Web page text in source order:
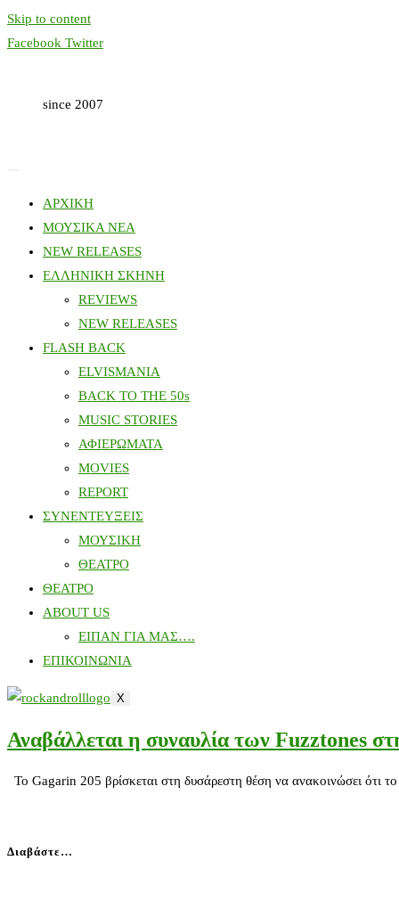
Skip to content
Facebook Twitter
since 2007
ΑΡΧΙΚΗ
ΜΟΥΣΙΚΑ ΝΕΑ
NEW RELEASES
ΕΛΛΗΝΙΚΗ ΣΚΗΝΗ
REVIEWS
NEW RELEASES
FLASH BACK
ELVISMANIA
BACK TO THE 50s
MUSIC STORIES
ΑΦΙΕΡΩΜΑΤΑ
MOVIES
REPORT
ΣΥΝΕΝΤΕΥΞΕΙΣ
ΜΟΥΣΙΚΗ
ΘΕΑΤΡΟ
ΘΕΑΤΡΟ
ABOUT US
ΕΙΠΑΝ ΓΙΑ ΜΑΣ….
ΕΠΙΚΟΙΝΩΝΙΑ
X
Αναβάλλεται η συναυλία των Fuzztones
Το Gagarin 205 βρίσκεται στη δυσάρεστη θέση να ανακοινώσει
Διαβάστε…